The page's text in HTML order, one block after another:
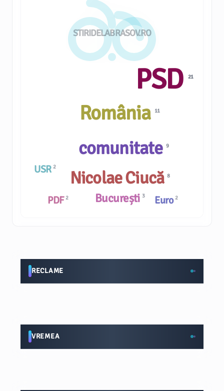
STIRIDELABRASOV.RO
Euro 2
București 3
USR 2
PDF 2
comunitate9
Nicolae Ciucă8
PSD21
România 11
RECLAME
VREMEA